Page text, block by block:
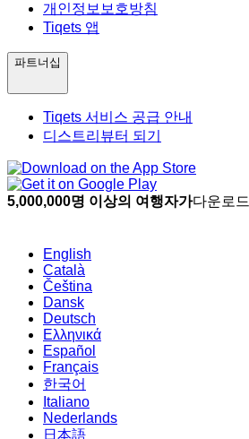
개인정보보호방침
Tiqets 앱
파트너십
Tiqets 서비스 공급 안내
디스트리뷰터 되기
5,000,000명 이상의 여행자가다운로드
English
Català
Čeština
Dansk
Deutsch
Ελληνικά
Español
Français
한국어
Italiano
Nederlands
日本語